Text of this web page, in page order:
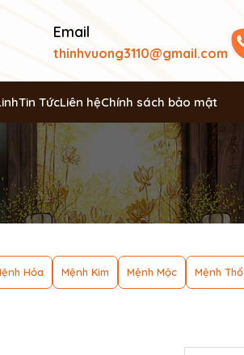
Email
thinhvuong3110@gmail.com
Tin TứcLiên hệChính sách bảo mật
Hỏa Mệnh Kim Mệnh Mộc Mệnh Thổ